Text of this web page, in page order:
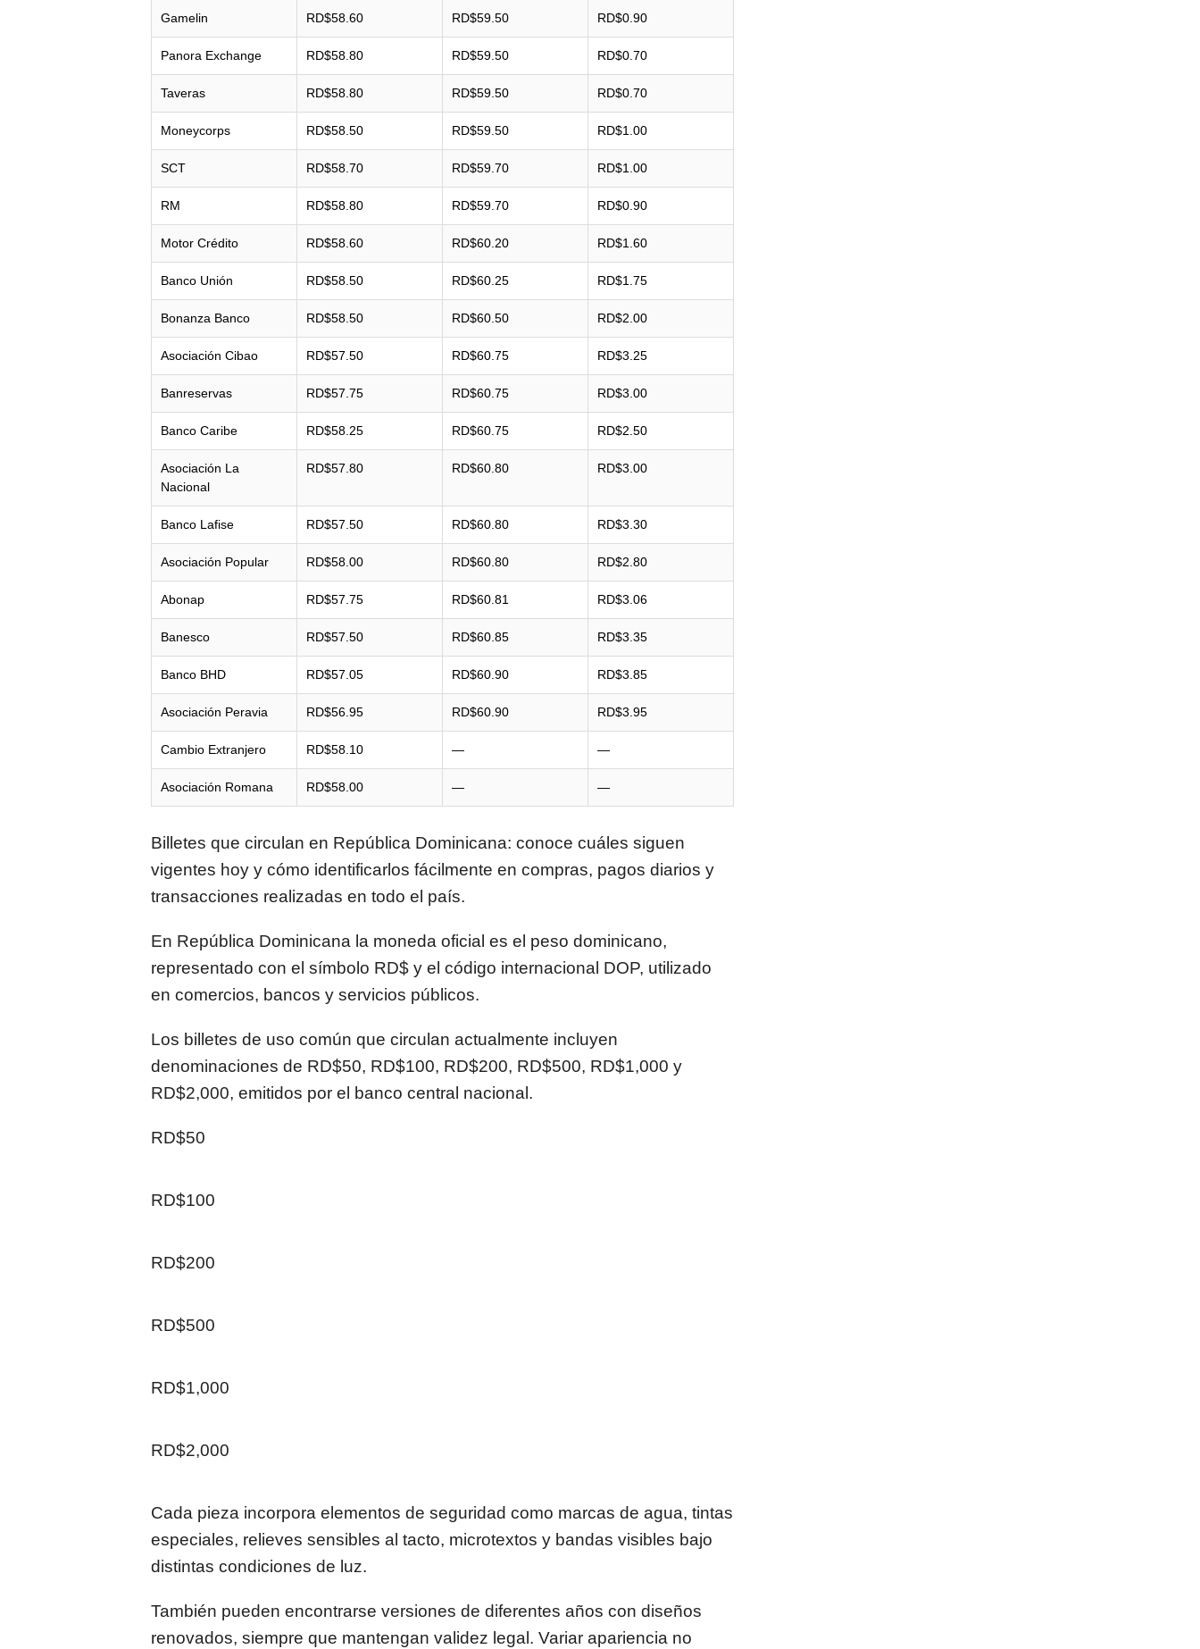
Gamelin RD$58.60 RD$59.50 RD$0.90
Panora Exchange RD$58.80 RD$59.50 RD$0.70
Taveras RD$58.80 RD$59.50 RD$0.70
Moneycorps RD$58.50 RD$59.50 RD$1.00
SCT RD$58.70 RD$59.70 RD$1.00
RM RD$58.80 RD$59.70 RD$0.90
Motor Crédito RD$58.60 RD$60.20 RD$1.60
Banco Unión RD$58.50 RD$60.25 RD$1.75
Bonanza Banco RD$58.50 RD$60.50 RD$2.00
Asociación Cibao RD$57.50 RD$60.75 RD$3.25
Banreservas RD$57.75 RD$60.75 RD$3.00
Banco Caribe RD$58.25 RD$60.75 RD$2.50
Asociación La
Nacional
RD$57.80 RD$60.80 RD$3.00
Banco Lafise RD$57.50 RD$60.80 RD$3.30
Asociación Popular RD$58.00 RD$60.80 RD$2.80
Abonap RD$57.75 RD$60.81 RD$3.06
Banesco RD$57.50 RD$60.85 RD$3.35
Banco BHD RD$57.05 RD$60.90 RD$3.85
Asociación Peravia RD$56.95 RD$60.90 RD$3.95
Cambio Extranjero RD$58.10 — —
Asociación Romana RD$58.00 — —
Billetes que circulan en República Dominicana: conoce cuáles siguen
vigentes hoy y cómo identificarlos fácilmente en compras, pagos diarios y
transacciones realizadas en todo el país.
En República Dominicana la moneda oficial es el peso dominicano,
representado con el símbolo RD$ y el código internacional DOP, utilizado
en comercios, bancos y servicios públicos.
Los billetes de uso común que circulan actualmente incluyen
denominaciones de RD$50, RD$100, RD$200, RD$500, RD$1,000 y
RD$2,000, emitidos por el banco central nacional.
RD$50
RD$100
RD$200
RD$500
RD$1,000
RD$2,000
Cada pieza incorpora elementos de seguridad como marcas de agua, tintas
especiales, relieves sensibles al tacto, microtextos y bandas visibles bajo
distintas condiciones de luz.
También pueden encontrarse versiones de diferentes años con diseños
renovados, siempre que mantengan validez legal. Variar apariencia no